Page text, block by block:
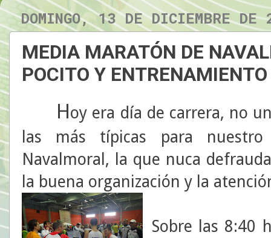
DOMINGO, 13 DE DICIEMBRE DE
MEDIA MARATÓN DE
POCITO Y ENTRENAMIENTO
Hoy era día de carrera, no
las más típicas para
Navalmoral, la que nuca
la buena organización y la
Sobre las 8:40